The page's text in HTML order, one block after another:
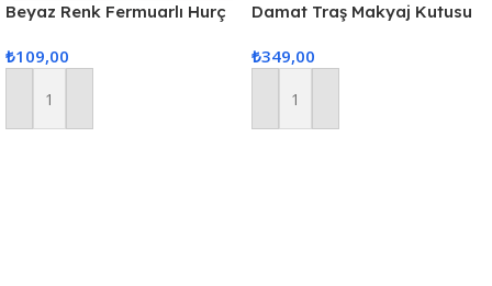
Beyaz Renk Fermuarlı Hurç
₺109,00
Sepete Ekle
Damat Traş Makyaj Kutusu
₺349,00
Sepete Ekle